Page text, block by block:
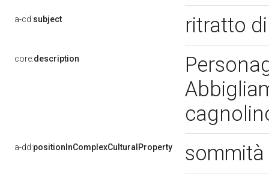
a-cd:subject ritratto
core:description
a-dd:positionInComplexCulturalProperty